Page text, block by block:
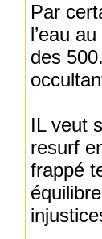
Par
l’eau
des
IL veut
resurf
frappé